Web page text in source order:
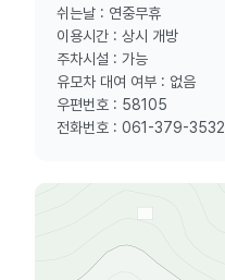
쉬는날 : 연중무휴
이용시간 : 상시 개방
주차시설 : 가능
유모차 대여 여부 : 없음
우편번호 : 58105
전화번호 : 061-379-3532